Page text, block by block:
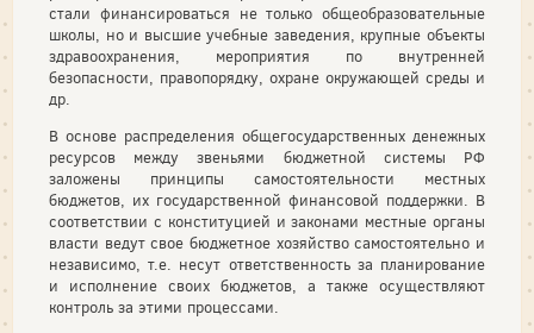
стали финансироваться не только общеобразовательные
школы, но и высшие учебные заведения, крупные объекты
здравоохранения, мероприятия по внутренней
безопасности, правопорядку, охране окружающей среды и
др.
В основе распределения общегосударственных денежных
ресурсов между звеньями бюджетной системы РФ
заложены принципы самостоятельности местных
бюджетов, их государственной финансовой поддержки. В
соответствии с конституцией и законами местные органы
власти ведут свое бюджетное хозяйство самостоятельно и
независимо, т.е. несут ответственность за планирование
и исполнение своих бюджетов, а также осуществляют
контроль за этими процессами.